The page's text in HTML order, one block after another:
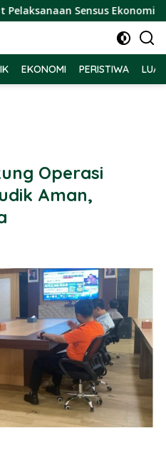
Sensus Ekonomi 2026
EKONOMI PERISTIWA
Operasi
Aman,